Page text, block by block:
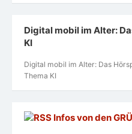
Digital mobil im Alter:
KI
Digital mobil im Alter: Das
Thema KI
Infos von den